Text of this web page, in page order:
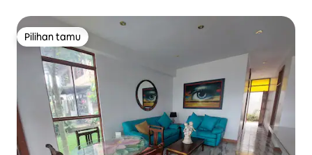
Pilihan tamu
Pilihan tamu